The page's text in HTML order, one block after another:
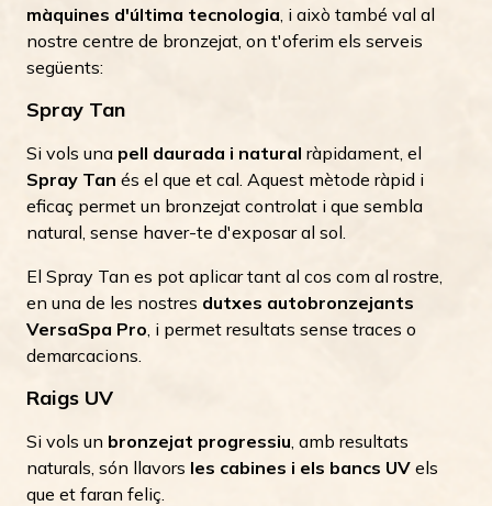
màquines d'última tecnologia , i això també val al
nostre centre de bronzejat, on t'oferim els serveis
següents:
Spray Tan
Si vols una pell daurada i natural ràpidament, el
Spray Tan és el que et cal. Aquest mètode ràpid i
eficaç permet un bronzejat controlat i que sembla
natural, sense haver-te d'exposar al sol.
El Spray Tan es pot aplicar tant al cos com al rostre,
en una de les nostres dutxes autobronzejants
VersaSpa Pro , i permet resultats sense traces o
demarcacions.
Raigs UV
Si vols un bronzejat progressiu , amb resultats
naturals, són llavors les cabines i els bancs UV els
que et faran feliç.